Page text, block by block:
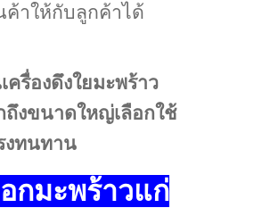
าให้กับลูกค้าได้
ครื่องดึงใยมะพร้าว
งขนาดใหญ่เลือกใช้
งทนทาน
กมะพร้าวแก่